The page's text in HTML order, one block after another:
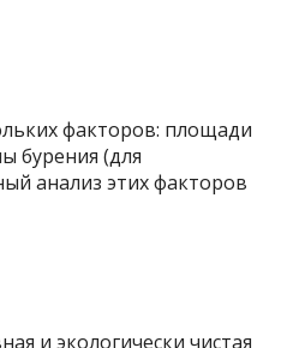
факторов: площади
бурения (для
анализ этих факторов
и экологически чистая